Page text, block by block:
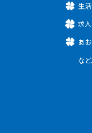
生
求
あ
な